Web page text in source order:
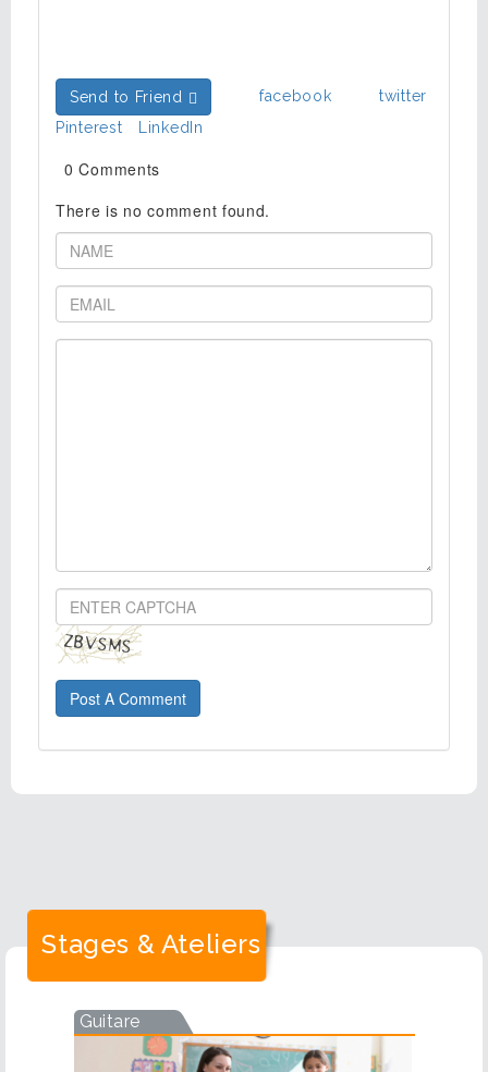
Send to Friend facebook
twitter
Pinterest
LinkedIn
0 Comments
There is no comment found.
Post A Comment
Stages & Ateliers
Guitare